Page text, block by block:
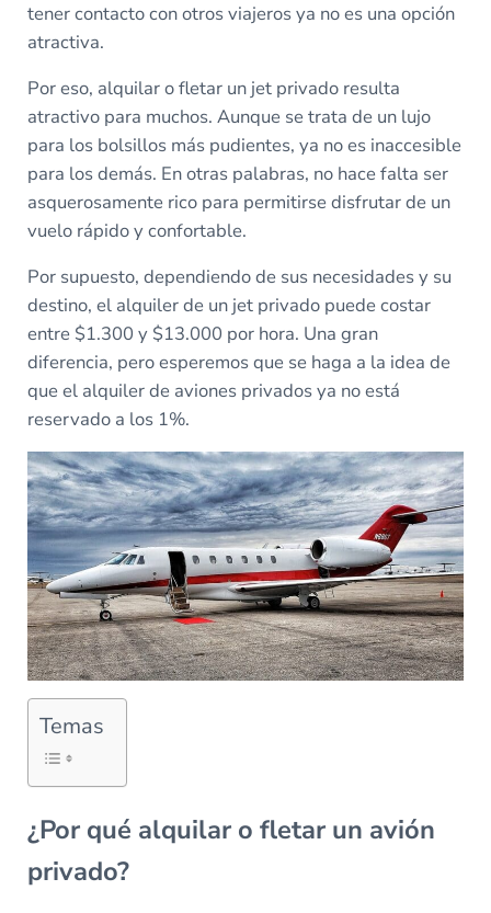
tener contacto con otros viajeros ya no es una opción
atractiva.
Por eso, alquilar o fletar un jet privado resulta
atractivo para muchos. Aunque se trata de un lujo
para los bolsillos más pudientes, ya no es inaccesible
para los demás. En otras palabras, no hace falta ser
asquerosamente rico para permitirse disfrutar de un
vuelo rápido y confortable.
Por supuesto, dependiendo de sus necesidades y su
destino, el alquiler de un jet privado puede costar
entre $1.300 y $13.000 por hora. Una gran
diferencia, pero esperemos que se haga a la idea de
que el alquiler de aviones privados ya no está
reservado a los 1%.
Temas
¿Por qué alquilar o fletar un avión
privado?